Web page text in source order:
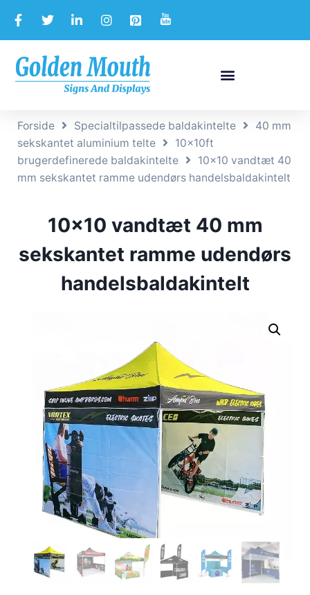
Forside Specialtilpassede baldakintelte
40 mm
sekskantet aluminium telte
10x10ft
brugerdefinerede baldakintelte
10×10 vandtæt 40
​​mm sekskantet ramme udendørs handelsbaldakintelt
10×10 vandtæt 40 ​​mm
sekskantet ramme udendørs
handelsbaldakintelt